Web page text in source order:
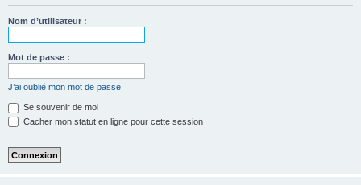
Nom d’utilisateur :
Mot de passe :
J’ai oublié mon mot de passe
Se souvenir de moi
Cacher mon statut en ligne pour cette session